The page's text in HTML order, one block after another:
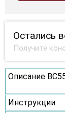
Остались
Получите
Описание
Инструкции